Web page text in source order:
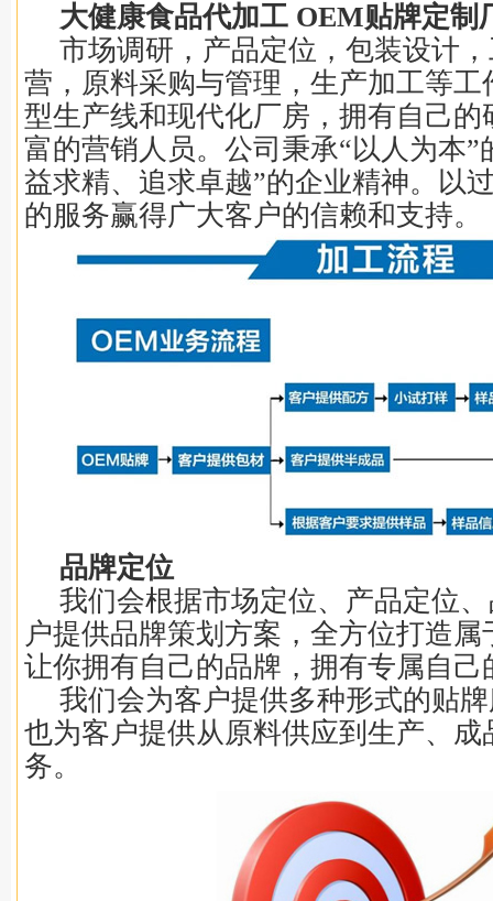
大健康食品代加工 OEM贴牌定制
市场调研，产品定位，包装设计
营，原料采购与管理，生产加工等工
型生产线和现代化厂房，拥有自己的
富的营销人员。公司秉承“以人为本”
益求精、追求卓越”的企业精神。以
的服务赢得广大客户的信赖和支持。
品牌定位
我们会根据市场定位、产品定位
户提供品牌策划方案，全方位打造
让你拥有自己的品牌，拥有专属自己
我们会为客户提供多种形式的贴
也为客户提供从原料供应到生产、成
务。